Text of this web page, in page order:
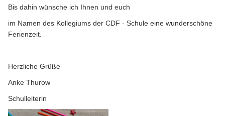
Bis dahin wünsche ich Ihnen und euch
im Namen des Kollegiums der CDF - Schule eine wunderschöne
Ferienzeit.
Herzliche Grüße
Anke Thurow
Schulleiterin